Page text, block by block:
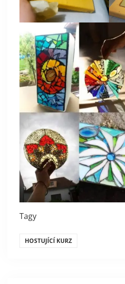
Tagy
HOSTUJÍCÍ KURZ